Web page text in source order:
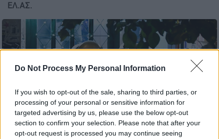
Do Not Process My Personal Information
If you wish to opt-out of the sale, sharing to third parties, or
processing of your personal or sensitive information for
targeted advertising by us, please use the below opt-out
section to confirm your selection. Please note that after your
opt-out request is processed you may continue seeing
ΕΛ.ΑΣ.